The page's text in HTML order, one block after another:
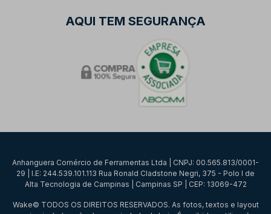
AQUI TEM SEGURANÇA
Anhanguera Comércio de Ferramentas Ltda | CNPJ: 00.565.813/0001-
29 | I.E: 244.539.101.113 Rua Ronald Cladstone Negri, 375 - Polo I de
Alta Tecnologia de Campinas | Campinas SP | CEP: 13069-472
Wake© TODOS OS DIREITOS RESERVADOS. As fotos, textos e layout